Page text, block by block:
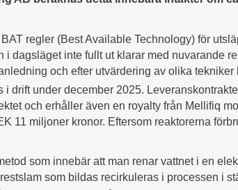
regler (Best Available Technology) för
dagsläget inte fullt ut klarar med nuvarande
och efter utvärdering av olika tekniker
i drift under december 2025.
och erhåller även en royalty från Mellifiq
11 miljoner kronor. Eftersom reaktorerna
som innebär att man renar vattnet i en
som bildas recirkuleras i processen i